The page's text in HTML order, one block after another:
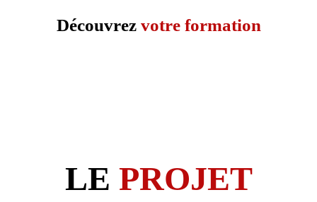
Découvrez votre formation
LE PROJET